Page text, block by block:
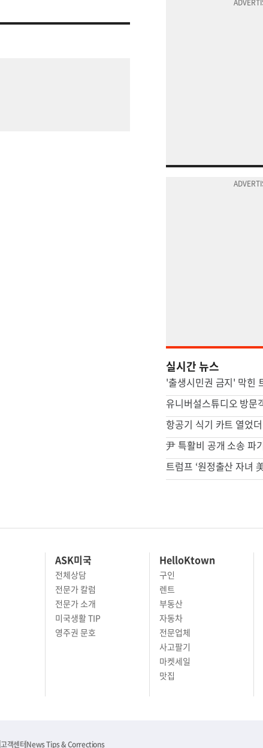
실시간 뉴스
ASK미국
전체상담
전문가 칼럼
전문가 소개
미국생활 TIP
영주권 문호
HelloKtown
구인
렌트
부동산
자동차
전문업체
사고팔기
마켓세일
맛집
고객센터News Tips & Corrections